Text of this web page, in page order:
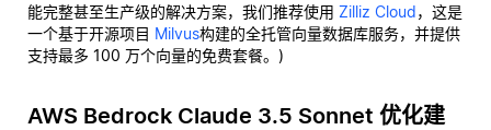
能完整甚至生产级的解决方案，我们推荐使用 Zilliz Cloud，这是
一个基于开源项目 Milvus构建的全托管向量数据库服务，并提供
支持最多 100 万个向量的免费套餐。)
AWS Bedrock Claude 3.5 Sonnet 优化建